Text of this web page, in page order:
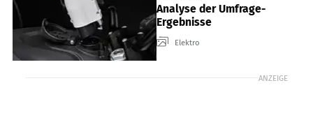
Analyse der Umfrage-
Ergebnisse
Elektro
ANZEIGE